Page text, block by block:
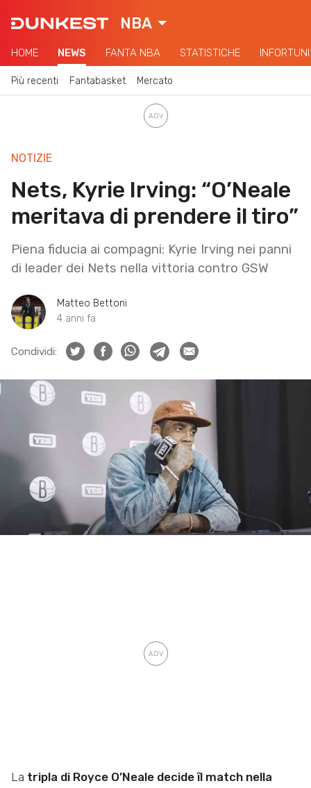
NBA
HOME NEWS FANTA NBA STATISTICHE INFORTUNI
Più recenti Fantabasket Mercato
NOTIZIE
Nets, Kyrie Irving: “O’Neale
meritava di prendere il tiro”
Piena fiducia ai compagni: Kyrie Irving nei panni
di leader dei Nets nella vittoria contro GSW
Matteo Bettoni
4 anni fa
Condividi:
La tripla di Royce O’Neale decide îl match nella